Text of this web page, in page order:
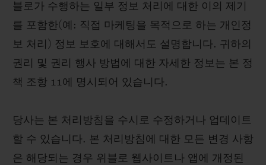
블로가 수행하는 일부 정보 처리에 대한 이의 제기
를 포함한(예: 직접 마케팅을 목적으로 하는 개인정
보 처리) 정보 보호에 대해서도 설명합니다. 귀하의
권리 및 권리 행사 방법에 대한 자세한 정보는 본 정
책 조항 11에 명시되어 있습니다.
당사는 본 처리방침을 수시로 수정하거나 업데이트
할 수 있습니다. 본 처리방침에 대한 모든 변경 사항
은 해당되는 경우 위블로 웹사이트나 앱에 개정된
예상 배송일
무료 배송 & 반품